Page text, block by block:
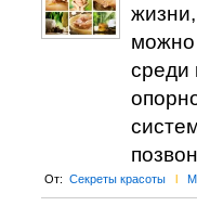
можно
среди
От: Секреты красоты l